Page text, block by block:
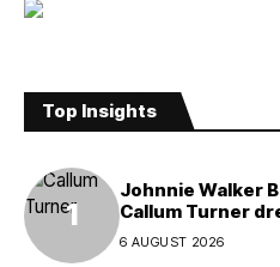
Top Insights
Johnnie Walker
Callum Turner
global al mărcii
6 AUGUST 2026